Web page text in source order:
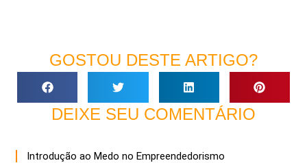
GOSTOU DESTE ARTIGO?
DEIXE SEU COMENTÁRIO
Introdução ao Medo no Empreendedorismo